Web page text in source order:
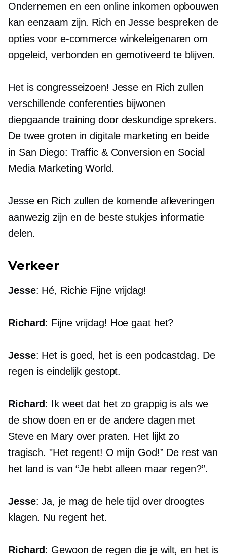
Ondernemen en een online inkomen opbouwen
kan eenzaam zijn. Rich en Jesse bespreken de
opties voor e-commercewinkeleigenaren om
opgeleid, verbonden en gemotiveerd te blijven.
Het is congresseizoen! Jesse en Rich zullen
verschillende conferenties bijwonen
diepgaande training door deskundige sprekers.
De twee groten in digitale marketing en beide
in San Diego: Traffic & Conversion en Social
Media Marketing World.
Jesse en Rich zullen de komende afleveringen
aanwezig zijn en de beste stukjes informatie
delen.
Verkeer
Jesse: Hé, Richie Fijne vrijdag!
Richard: Fijne vrijdag! Hoe gaat het?
Jesse: Het is goed, het is een podcastdag. De
regen is eindelijk gestopt.
Richard: Ik weet dat het zo grappig is als we
de show doen en er de andere dagen met
Steve en Mary over praten. Het lijkt zo
tragisch. "Het regent! O mijn God!” De rest van
het land is van “Je hebt alleen maar regen?”.
Jesse: Ja, je mag de hele tijd over droogtes
klagen. Nu regent het.
Richard: Gewoon de regen die je wilt, en het is